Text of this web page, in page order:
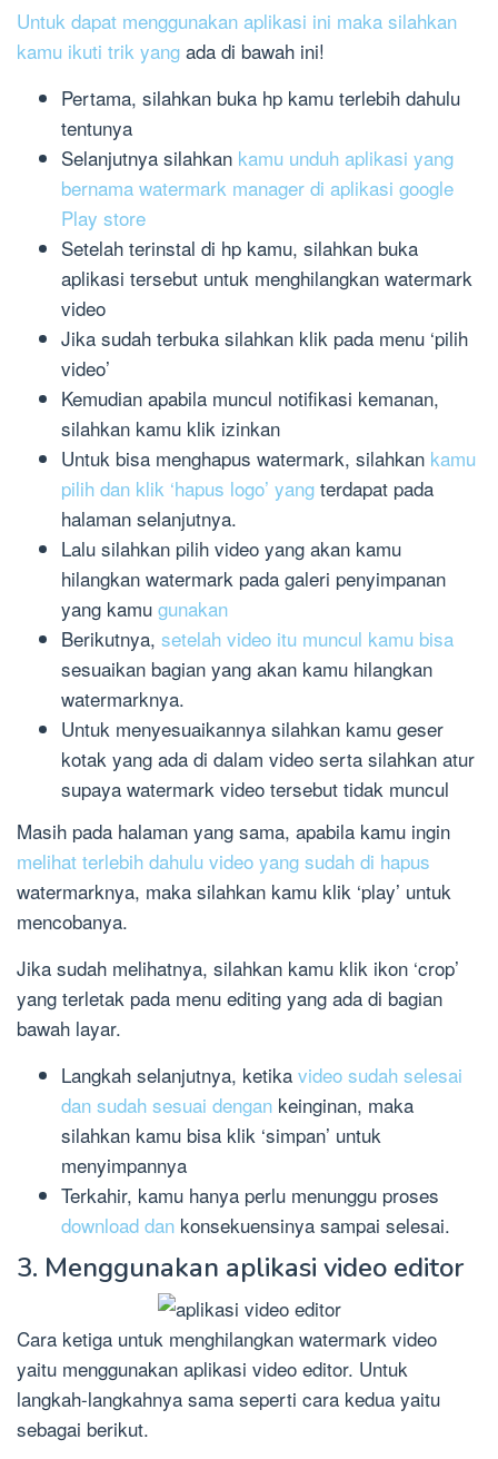
Untuk dapat menggunakan aplikasi ini maka silahkan
kamu ikuti trik yang ada di bawah ini!
Pertama, silahkan buka hp kamu terlebih dahulu
tentunya
Selanjutnya silahkan kamu unduh aplikasi yang
bernama watermark manager di aplikasi google
Play store
Setelah terinstal di hp kamu, silahkan buka
aplikasi tersebut untuk menghilangkan watermark
video
Jika sudah terbuka silahkan klik pada menu ‘pilih
video’
Kemudian apabila muncul notifikasi kemanan,
silahkan kamu klik izinkan
Untuk bisa menghapus watermark, silahkan kamu
pilih dan klik ‘hapus logo’ yang terdapat pada
halaman selanjutnya.
Lalu silahkan pilih video yang akan kamu
hilangkan watermark pada galeri penyimpanan
yang kamu gunakan
Berikutnya, setelah video itu muncul kamu bisa
sesuaikan bagian yang akan kamu hilangkan
watermarknya.
Untuk menyesuaikannya silahkan kamu geser
kotak yang ada di dalam video serta silahkan atur
supaya watermark video tersebut tidak muncul
Masih pada halaman yang sama, apabila kamu ingin
melihat terlebih dahulu video yang sudah di hapus
watermarknya, maka silahkan kamu klik ‘play’ untuk
mencobanya.
Jika sudah melihatnya, silahkan kamu klik ikon ‘crop’
yang terletak pada menu editing yang ada di bagian
bawah layar.
Langkah selanjutnya, ketika video sudah selesai
dan sudah sesuai dengan keinginan, maka
silahkan kamu bisa klik ‘simpan’ untuk
menyimpannya
Terkahir, kamu hanya perlu menunggu proses
download dan konsekuensinya sampai selesai.
3. Menggunakan aplikasi video editor
Cara ketiga untuk menghilangkan watermark video
yaitu menggunakan aplikasi video editor. Untuk
langkah-langkahnya sama seperti cara kedua yaitu
sebagai berikut.